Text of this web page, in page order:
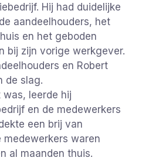
Hij had duidelijke
aandeelhouders, het
en het geboden
bij zijn vorige werkgever.
en Robert
de slag.
leerde hij
en de medewerkers
een brij van
medewerkers waren
al maanden thuis.